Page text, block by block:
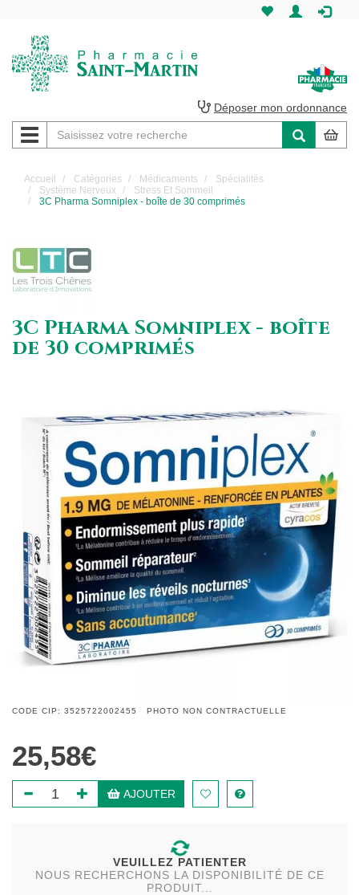
Martin
Pharmacie
Saint-
Martin
Déposer mon ordonnance
Navigation
Accueil Catégories Médicaments
Spécialités
Système Nerveux
Stress Et Sommeil
3C Pharma Somniplex - boîte de 30 comprimés
3C Pharma Somniplex - boîte
de 30 comprimés
CODE CIP: 3525722002455 PHOTO NON CONTRACTUELLE
25,58€
AJOUTER
VEUILLEZ PATIENTER
NOUS RECHERCHONS LA DISPONIBILITÉ DE CE
PRODUIT...